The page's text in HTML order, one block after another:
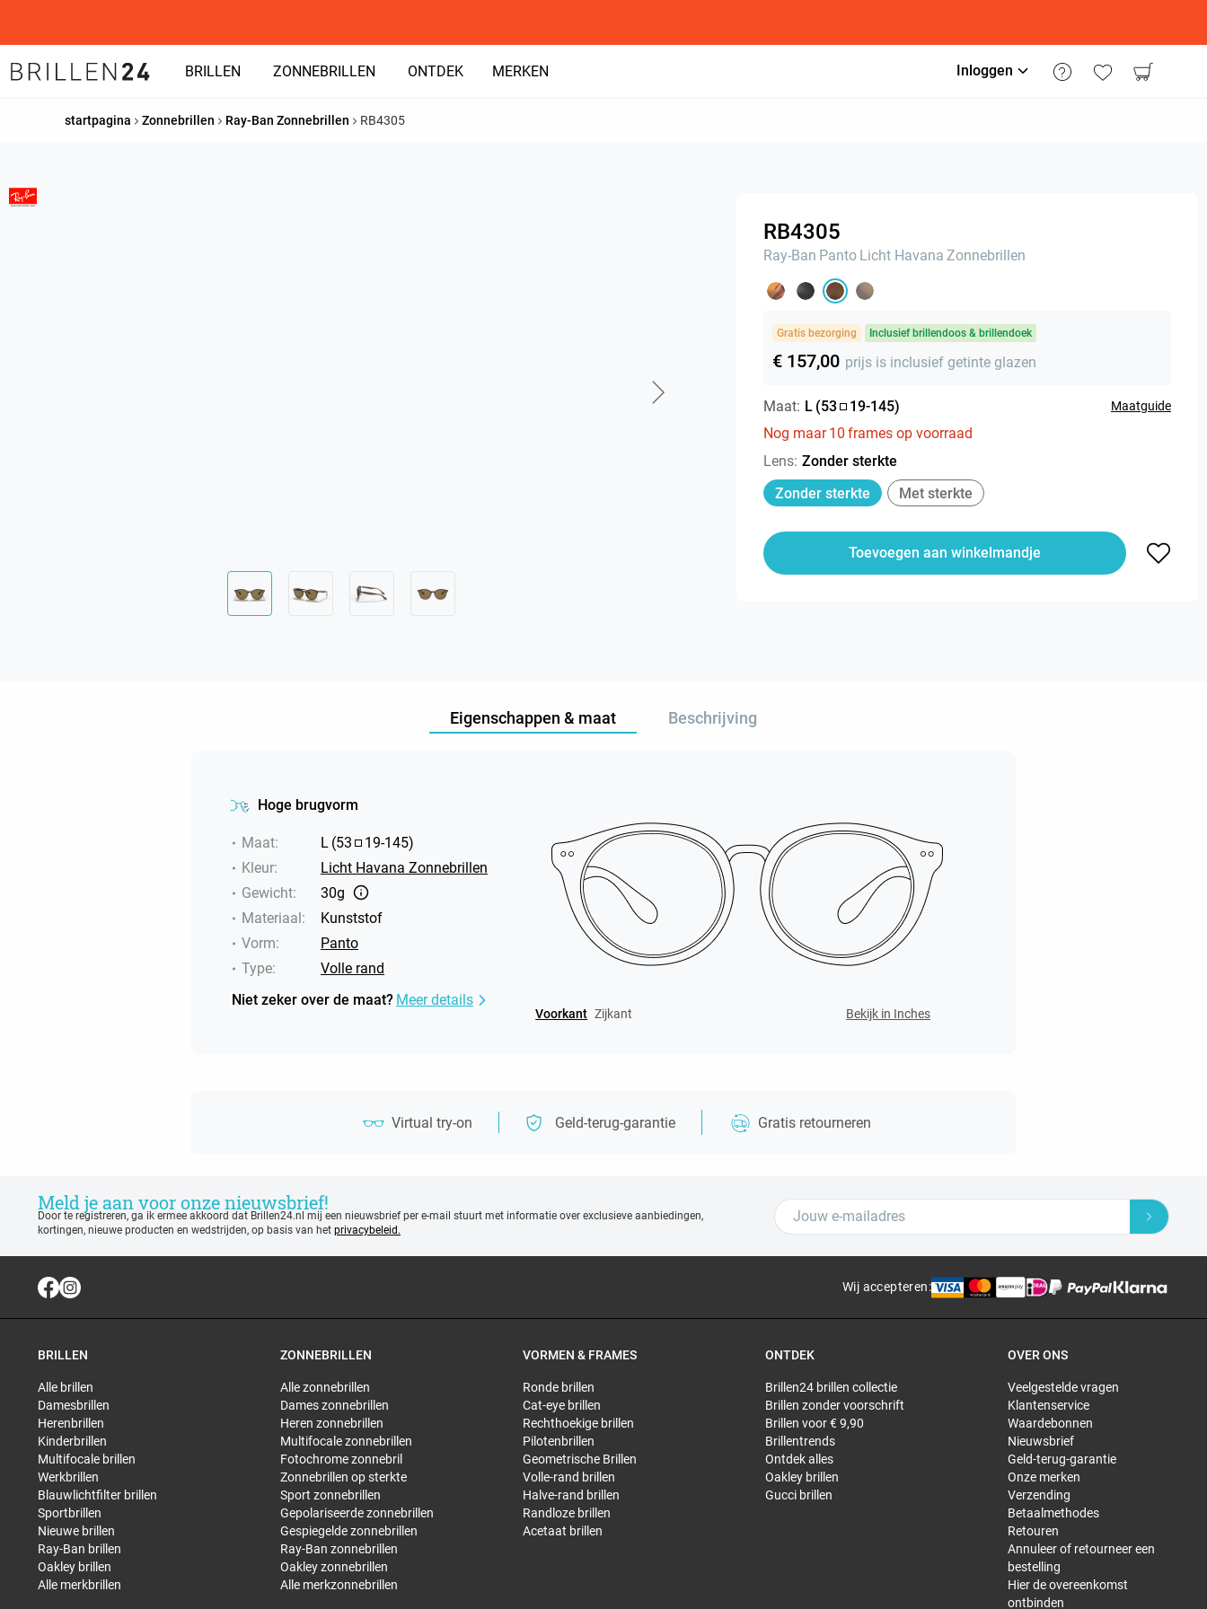
BRILLEN ZONNEBRILLEN ONTDEK MERKEN Inloggen
startpagina Zonnebrillen Ray-Ban Zonnebrillen RB4305
RB4305
Ray-Ban Panto Licht Havana Zonnebrillen
Gratis bezorging Inclusief brillendoos & brillendoek
€ 157,00 prijs is inclusief getinte glazen
Maat: L (53 19-145) Maatguide
Nog maar 10 frames op voorraad
Lens: Zonder sterkte
Zonder sterkte
Met sterkte
Toevoegen aan winkelmandje
Eigenschappen & maat Beschrijving
Hoge brugvorm
Maat: L (53 19-145)
Kleur:
Licht Havana Zonnebrillen
Gewicht:
30g
Materiaal:
Kunststof
Vorm:
Panto
Type:
Volle rand
Niet zeker over de maat? Meer details
Voorkant Zijkant Bekijk in Inches
Virtual try-on Geld-terug-garantie Gratis retourneren
Meld je aan voor onze nieuwsbrief!
Door te registreren, ga ik ermee akkoord dat Brillen24.nl mij een nieuwsbrief per e-mail stuurt met informatie over exclusieve aanbiedingen,
kortingen, nieuwe producten en wedstrijden, op basis van het privacybeleid.
Wij accepteren:
BRILLEN
Alle brillen
Damesbrillen
Herenbrillen
Kinderbrillen
Multifocale brillen
Werkbrillen
Blauwlichtfilter brillen
Sportbrillen
Nieuwe brillen
Ray-Ban brillen
Oakley brillen
Alle merkbrillen
ZONNEBRILLEN
Alle zonnebrillen
Dames zonnebrillen
Heren zonnebrillen
Multifocale zonnebrillen
Fotochrome zonnebril
Zonnebrillen op sterkte
Sport zonnebrillen
Gepolariseerde zonnebrillen
Gespiegelde zonnebrillen
Ray-Ban zonnebrillen
Oakley zonnebrillen
Alle merkzonnebrillen
VORMEN & FRAMES
Ronde brillen
Cat-eye brillen
Rechthoekige brillen
Pilotenbrillen
Geometrische Brillen
Volle-rand brillen
Halve-rand brillen
Randloze brillen
Acetaat brillen
ONTDEK
Brillen24 brillen collectie
Brillen zonder voorschrift
Brillen voor € 9,90
Brillentrends
Ontdek alles
Oakley brillen
Gucci brillen
OVER ONS
Veelgestelde vragen
Klantenservice
Waardebonnen
Nieuwsbrief
Geld-terug-garantie
Onze merken
Verzending
Betaalmethodes
Retouren
Annuleer of retourneer een
bestelling
Hier de overeenkomst
ontbinden